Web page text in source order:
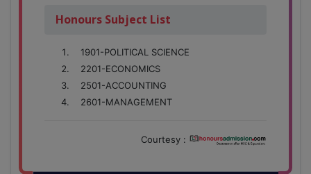
Honours Subject List
1901-POLITICAL SCIENCE
2201-ECONOMICS
2501-ACCOUNTING
2601-MANAGEMENT
Courtesy :